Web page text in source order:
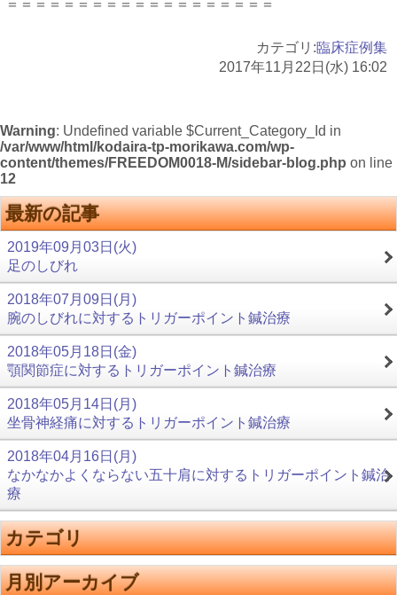
＝＝＝＝＝＝＝＝＝＝＝＝＝＝＝＝＝＝＝
カテゴリ:臨床症例集
2017年11月22日(水) 16:02
Warning: Undefined variable $Current_Category_Id in
/var/www/html/kodaira-tp-morikawa.com/wp-
content/themes/FREEDOM0018-M/sidebar-blog.php on line
12
最新の記事
2019年09月03日(火)
足のしびれ
2018年07月09日(月)
腕のしびれに対するトリガーポイント鍼治療
2018年05月18日(金)
顎関節症に対するトリガーポイント鍼治療
2018年05月14日(月)
坐骨神経痛に対するトリガーポイント鍼治療
2018年04月16日(月)
なかなかよくならない五十肩に対するトリガーポイント鍼治
療
カテゴリ
月別アーカイブ